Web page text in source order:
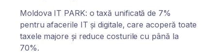
Moldova IT PARK: o taxă unificată de 7%
pentru afacerile IT și digitale, care acoperă toate
taxele majore și reduce costurile cu până la
70%.